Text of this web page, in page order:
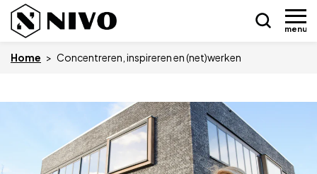
menu
content
Drukkerij NIVO
Home > Concentreren, inspireren en (net)werken